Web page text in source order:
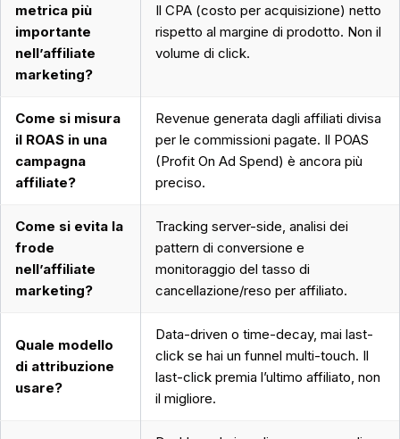
metrica più
importante
nell’affiliate
marketing?
Il CPA (costo per acquisizione) netto
rispetto al margine di prodotto. Non il
volume di click.
Come si misura
il ROAS in una
campagna
affiliate?
Revenue generata dagli affiliati divisa
per le commissioni pagate. Il POAS
(Profit On Ad Spend) è ancora più
preciso.
Come si evita la
frode
nell’affiliate
marketing?
Tracking server-side, analisi dei
pattern di conversione e
monitoraggio del tasso di
cancellazione/reso per affiliato.
Quale modello
di attribuzione
usare?
Data-driven o time-decay, mai last-
click se hai un funnel multi-touch. Il
last-click premia l’ultimo affiliato, non
il migliore.